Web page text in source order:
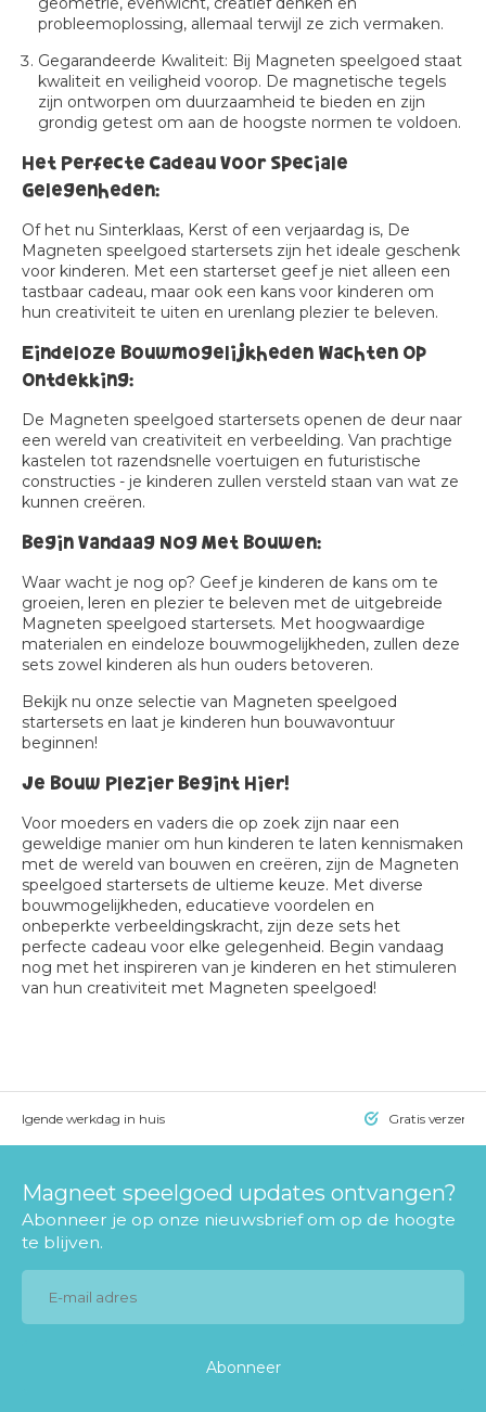
probleemoplossing, allemaal terwijl ze zich vermaken.
Gegarandeerde Kwaliteit: Bij Magneten speelgoed staat
kwaliteit en veiligheid voorop. De magnetische tegels
zijn ontworpen om duurzaamheid te bieden en zijn
grondig getest om aan de hoogste normen te voldoen.
Het Perfecte Cadeau Voor Speciale
Gelegenheden:
Of het nu Sinterklaas, Kerst of een verjaardag is, De
Magneten speelgoed startersets zijn het ideale geschenk
voor kinderen. Met een starterset geef je niet alleen een
tastbaar cadeau, maar ook een kans voor kinderen om
hun creativiteit te uiten en urenlang plezier te beleven.
Eindeloze Bouwmogelijkheden Wachten Op
Ontdekking:
De Magneten speelgoed startersets openen de deur naar
een wereld van creativiteit en verbeelding. Van prachtige
kastelen tot razendsnelle voertuigen en futuristische
constructies - je kinderen zullen versteld staan van wat ze
kunnen creëren.
Begin Vandaag Nog Met Bouwen:
Waar wacht je nog op? Geef je kinderen de kans om te
groeien, leren en plezier te beleven met de uitgebreide
Magneten speelgoed startersets. Met hoogwaardige
materialen en eindeloze bouwmogelijkheden, zullen deze
sets zowel kinderen als hun ouders betoveren.
Bekijk nu onze selectie van Magneten speelgoed
startersets en laat je kinderen hun bouwavontuur
beginnen!
Je Bouw Plezier Begint Hier!
Voor moeders en vaders die op zoek zijn naar een
geweldige manier om hun kinderen te laten kennismaken
met de wereld van bouwen en creëren, zijn de Magneten
speelgoed startersets de ultieme keuze. Met diverse
bouwmogelijkheden, educatieve voordelen en
onbeperkte verbeeldingskracht, zijn deze sets het
perfecte cadeau voor elke gelegenheid. Begin vandaag
nog met het inspireren van je kinderen en het stimuleren
van hun creativiteit met Magneten speelgoed!
volgende werkdag in huis Gratis
Magneet speelgoed updates ontvangen?
Abonneer je op onze nieuwsbrief om op de hoogte
te blijven.
Abonneer